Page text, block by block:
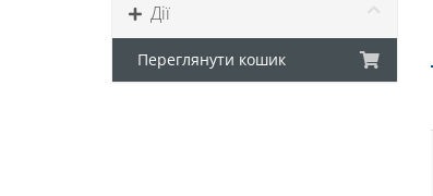
Дії
Переглянути кошик